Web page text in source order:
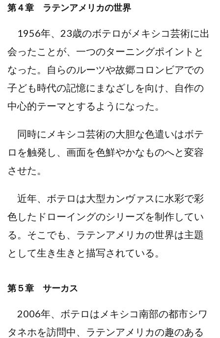
第４章 ラテンアメリカの世界
1956年、23歳のボテロがメキシコ芸術に出
会ったことが、一つのターニングポイントと
なった。自らのルーツや故郷コロンビアでの
子ども時代の記憶にまなざしを向け、自作の
中心的テーマとするようになった。
同時にメキシコ芸術の大胆な色遣いはボテ
ロを触発し、画面を色鮮やかなものへと変容
させた。
近年、ボテロは大型カンヴァスに水彩で彩
色したドローイングのシリーズを制作してい
る。そこでも、ラテンアメリカの世界は主題
として生き生きと描写されている。
第５章 サーカス
2006年、ボテロはメキシコ南部の都市シワ
タネホを訪問中、ラテンアメリカの趣のある